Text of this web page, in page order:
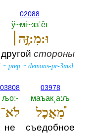
02088
ў~мi~ззˈěғ
וּ:מִ:זֶּ֣ה׀
стороны
~prep ~demons-pr-3ms]
03978
маъакˌа:љ
מַ֠אֲכָל
съедобное
03808
љо:-‎
לֹא־
не